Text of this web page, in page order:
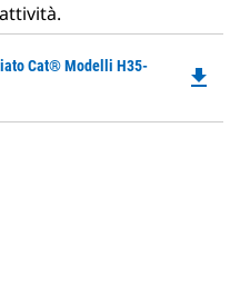
Cat® Modelli H35-
file_download